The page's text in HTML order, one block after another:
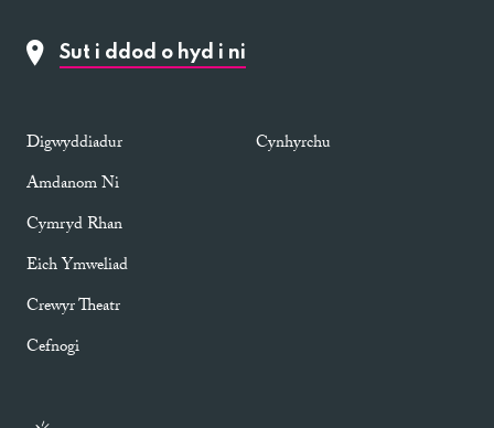
Sut i ddod o hyd i ni
Digwyddiadur
Amdanom Ni
Cymryd Rhan
Eich Ymweliad
Crewyr Theatr
Cefnogi
Cynhyrchu